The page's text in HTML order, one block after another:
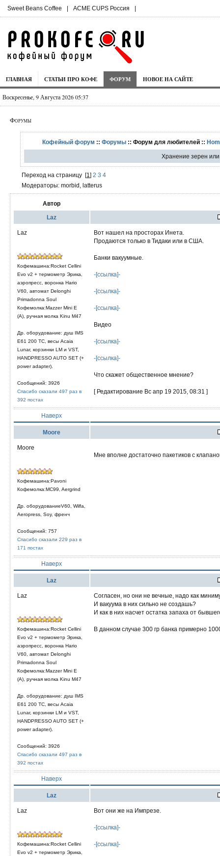
Sweet Beans Coffee | ACME CUPS Россия |
ГЛАВНАЯ СТАТЬИ ПРО КОФЕ ФОРУМ НОВОЕ НА САЙТЕ
Воскресенье, 9 Августа 2026 05:37
Форумы
Кофейный форум ::Форумы :: Форум для любителей ::
Хранение зерен
Переход на страницу [1 ] 2 3 4
Модераторы: morbid, latterus
Автор
Laz
Laz
Кофемашина:Rocket Cellini
Evo v2 + термометр Эрика,
аэропресс, воронка Hario
V60, автомат Delonghi
Primadonna Soul
Кофемолка:Mazzer Mini E
(A), ручная молка Kinu M47
Др. оборудование: душ IMS
E61 200 TC, весы Acaia
Lunar, корзинки LM и VST,
HANDPRESSO AUTO SET (+
power adapter).
Сообщений: 3926
Спасибо сказали 497 раз в
392 постах
Вот нашел на просторах Инета.
Продаются только в Тидаки или в США.
Банки вакуумные.
-[ссылка]-
-[ссылка]-
-[ссылка]-
Видео
-[ссылка]-
-[ссылка]-
Что скажет общественное мнение?
[ Редактирование Вс апр 19 2015, 08:31 ]
Наверх
Moore
Moore
Кофемашина:Pavoni
Кофемолка:MC99, Aergrind
Др. оборудованиеV60, Wilfa,
Aeropress, Soy, френч
Сообщений: 757
Спасибо сказали 229 раз в
171 постах
Мне вполне достаточно пакетиков с
Наверх
Laz
Laz
Кофемашина:Rocket Cellini
Evo v2 + термометр Эрика,
аэропресс, воронка Hario
V60, автомат Delonghi
Primadonna Soul
Кофемолка:Mazzer Mini E
(A), ручная молка Kinu M47
Др. оборудование: душ IMS
E61 200 TC, весы Acaia
Lunar, корзинки LM и VST,
HANDPRESSO AUTO SET (+
power adapter).
Сообщений: 3926
Спасибо сказали 497 раз в
392 постах
Согласен, но они не вечные, надо как
И вакуума в них сильно не создашь?
И как в них насчет остатка запаха от
В данном случае 300 гр банка примерно
Наверх
Laz
Laz
Кофемашина:Rocket Cellini
Evo v2 + термометр Эрика,
Вот они же на Импрезе.
-[ссылка]-
-[ссылка]-